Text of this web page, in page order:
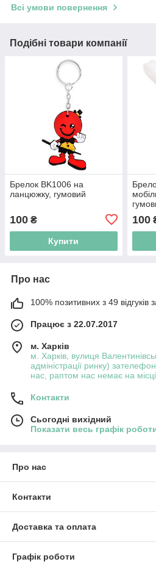
Всі умови повернення
Подібні товари компанії
Брелок BK1006 на
ланцюжку, гумовий
100 ₴
Купити
100
Про нас
100% позитивних з 49 відгуків
Працює з 22.07.2017
м. Харків
м. Харків, вулиця
адміністрації ринку)
нас, раптом нас немає на
Контакти
Сьогодні вихідний
Показати весь графік
Про нас
Контакти
Доставка та оплата
Графік роботи